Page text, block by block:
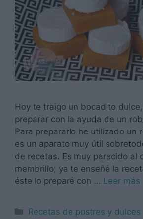
Hoy te traigo un bocadito
preparar con la ayuda de un
Para prepararlo he utilizado un
es un aparato muy útil
de recetas. Es muy parecido al
membrillo; ya te enseñé la
éste lo preparé con … Leer más
Categorías
Recetas de postres y dulces